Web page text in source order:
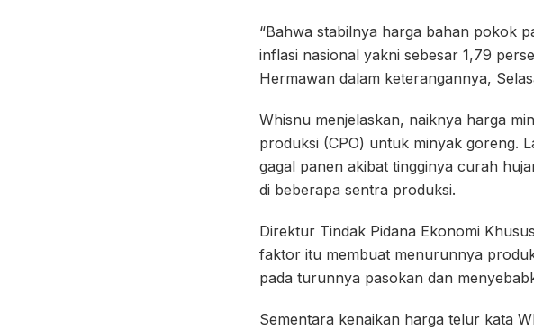
“Bahwa stabilnya harga bahan pokok
inflasi nasional yakni sebesar 1,79
Hermawan dalam keterangannya,
Whisnu menjelaskan, naiknya harga
produksi (CPO) untuk minyak goreng.
gagal panen akibat tingginya curah
di beberapa sentra produksi.
Direktur Tindak Pidana Ekonomi
faktor itu membuat menurunnya
pada turunnya pasokan dan
Sementara kenaikan harga telur kata